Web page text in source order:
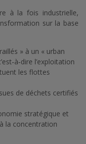
à la fois industrielle,
sur la base
» à un « urban
l’exploitation
les flottes
de déchets certifiés
stratégique et
la concentration